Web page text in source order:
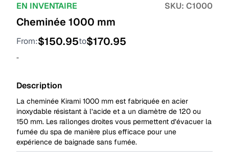
EN INVENTAIRE SKU: C1000
Cheminée 1000 mm
From:$150.95to$170.95
-
Description
La cheminée Kirami 1000 mm est fabriquée en acier
inoxydable résistant à l’acide et a un diamètre de 120 ou
150 mm. Les rallonges droites vous permettent d’évacuer la
fumée du spa de manière plus efficace pour une
expérience de baignade sans fumée.